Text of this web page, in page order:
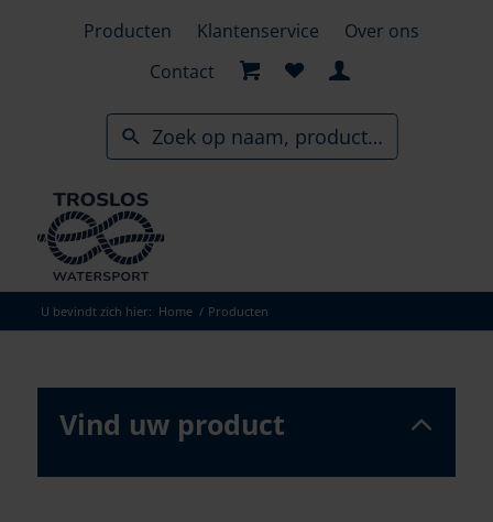
Producten Klantenservice
Over ons
Contact
U bevindt zich hier: Home / Producten
Vind uw product